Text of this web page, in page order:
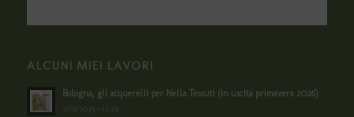
ALCUNI MIEI LAVORI
Bologna, gli acquerelli per Nella Tessuti (in uscita primavera 2026)
27/11/2025 - 12:29